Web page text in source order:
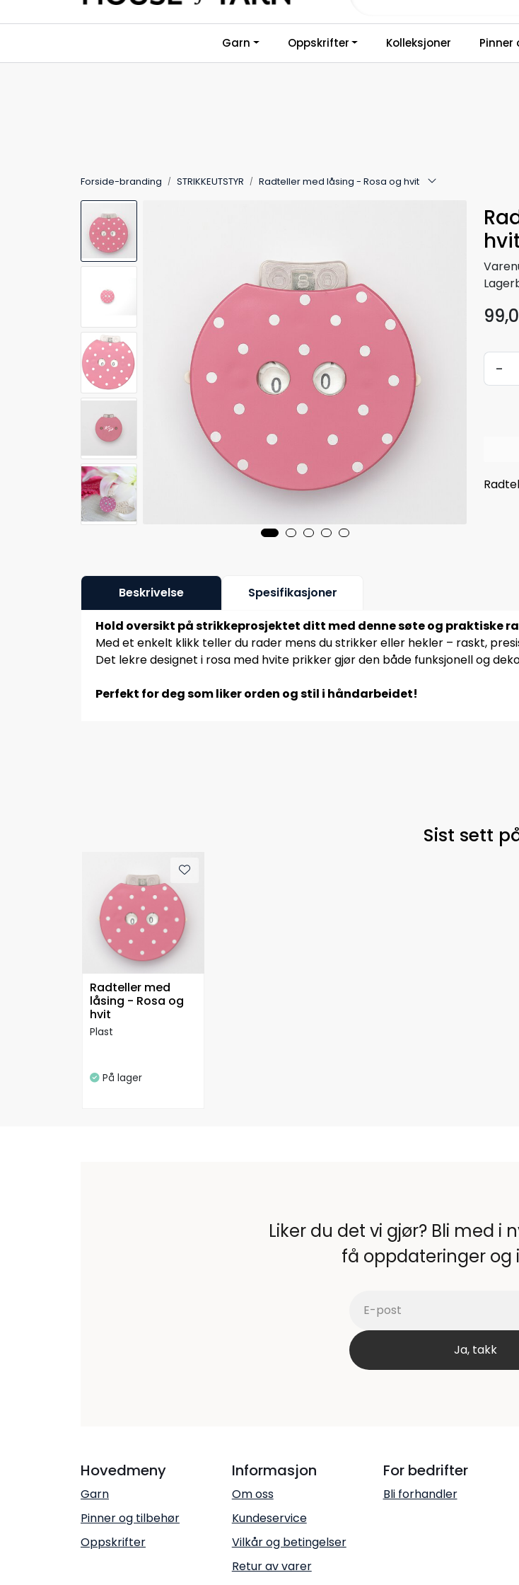
Skip to main content
Garn Oppskrifter Kolleksjoner Pinner
Forside-branding STRIKKEUTSTYR Radteller med låsing - Rosa og hvit
-
Beskrivelse Spesifikasjoner
Hold oversikt på strikkeprosjektet ditt med denne søte og praktiske
Med et enkelt klikk teller du rader mens du strikker eller hekler – raskt,
Det lekre designet i rosa med hvite prikker gjør den både funksjonell og
Perfekt for deg som liker orden og stil i håndarbeidet!
Sist sett
Radteller med
låsing - Rosa og
hvit
Plast
På lager
Liker du det vi gjør? Bli med i
få oppdateringer og
Hovedmeny
Garn
Pinner og tilbehør
Oppskrifter
Informasjon
Om oss
Kundeservice
Vilkår og betingelser
Retur av varer
For bedrifter
Bli forhandler